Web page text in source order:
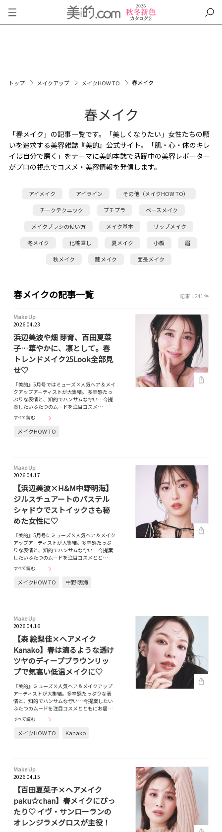
トップ メイクアップ メイクHOW TO 春メイク
春メイク
「春メイク」の記事一覧です。「美しくなりたい」女性たちの願
いを追求する美容雑誌『美的』公式サイト。「肌・心・体のキレ
イは自分で磨く」をテーマに美的本誌で活躍中の美容レポーター
がプロの視点でコスメ・美容情報を発信します。
アイメイク アイライン その他（メイクHOW TO）
チークテクニック プチプラ ベースメイク
メイクブラシの使い方 メイク基本 リップメイク
冬メイク 化粧直し 夏メイク 小顔 眉
秋メイク 艶メイク 面長メイク
春メイクの記事一覧 記事：241件
Make Up
2026.04.23
浜辺美波や畑 芽育、百田夏菜
子…華やかに、凛として。春
トレンドメイク25Look全部見
せ♡
『美的』5月号ではミューズ×人気ヘア＆メイ
クアップアーティストが大集結。 多幸感たっ
ぷりな表情と、知的でハンサムな佇い…今提
案したいふたつのムードを注目コスメ…
すべて読む
メイクHOW TO
Make Up
2026.04.17
【浜辺美波×H&M中野明海】
ジルスチュアートのパステル
シャドウでストイックさも秘
めた女性に♡
『美的』5月号にミューズ×人気ヘア＆メイク
アップアーティストが大集結。多幸感たっぷ
りな表情と、知的でハンサムな佇い…今提案
したいふたつのムードを注目コスメとと…
すべて読む
メイクHOW TO 中野 明海
Make Up
2026.04.16
【森 絵梨佳×ヘアメイク
Kanako】春は滴るような透け
ツヤのディープブラウンリッ
プで気高い低温メイクに♡
『美的』ミューズ×人気ヘア＆メイクアップ
アーティストが大集結。多幸感たっぷりな表
情と、知的でハンサムな佇い…今提案したい
ふたつのムードを注目コスメとともにお届…
すべて読む
メイクHOW TO Kanako
Make Up
2026.04.15
【百田夏菜子×ヘアメイク
paku☆chan】春メイクにぴっ
たり♡ イヴ・サンローランの
オレンジラメグロスが主役！